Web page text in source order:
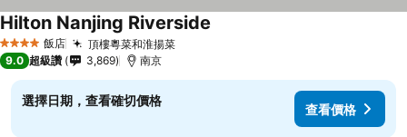
4 星級 飯店 頂樓粵菜和淮揚菜
Hilton Nanjing Riverside
9.0 超級讚 3,869 南京
選擇日期，查看確切價格
查看價格